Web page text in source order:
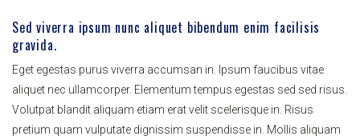
Sed viverra ipsum nunc aliquet bibendum enim facilisis
gravida.
Eget egestas purus viverra accumsan in. Ipsum faucibus vitae
aliquet nec ullamcorper. Elementum tempus egestas sed sed risus.
Volutpat blandit aliquam etiam erat velit scelerisque in. Risus
pretium quam vulputate dignissim suspendisse in. Mollis aliquam